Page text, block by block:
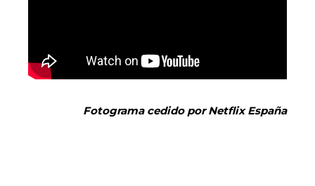
Fotograma cedido por Netflix España